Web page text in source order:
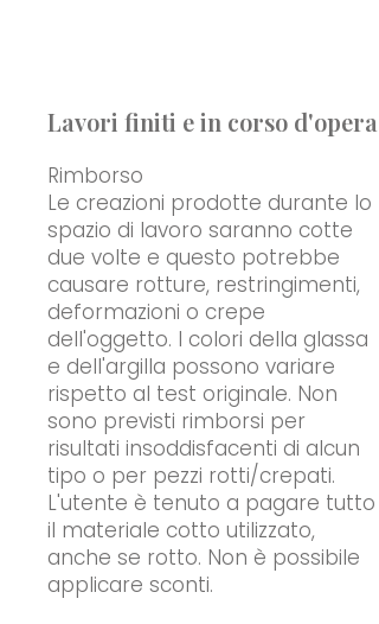
Lavori finiti e in corso d'opera
Rimborso
Le creazioni prodotte durante lo
spazio di lavoro saranno cotte
due volte e questo potrebbe
causare rotture, restringimenti,
deformazioni o crepe
dell'oggetto. I colori della glassa
e dell'argilla possono variare
rispetto al test originale. Non
sono previsti rimborsi per
risultati insoddisfacenti di alcun
tipo o per pezzi rotti/crepati.
L'utente è tenuto a pagare tutto
il materiale cotto utilizzato,
anche se rotto. Non è possibile
applicare sconti.